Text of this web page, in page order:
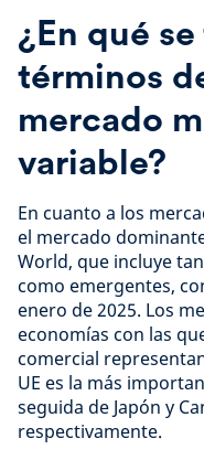
¿En qué
términos
mercado
variable?
En cuanto a los
el mercado
World, que incluye
como emergentes,
enero de 2025. Los
economías con las
comercial
UE es la más
seguida de Japón y
respectivamente.